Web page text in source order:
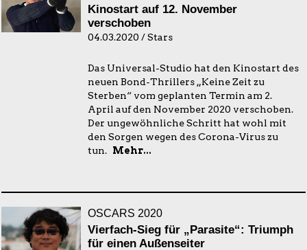
Kinostart auf 12. November
verschoben
04.03.2020 / Stars
Das Universal-Studio hat den Kinostart des
neuen Bond-Thrillers „Keine Zeit zu
Sterben“ vom geplanten Termin am 2.
April auf den November 2020 verschoben.
Der ungewöhnliche Schritt hat wohl mit
den Sorgen wegen des Corona-Virus zu
tun. Mehr...
OSCARS 2020
Vierfach-Sieg für „Parasite“: Triumph
für einen Außenseiter